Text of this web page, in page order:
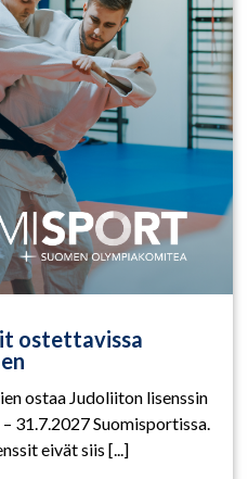
ostettavissa
ostaa Judoliiton lisenssin
31.7.2027 Suomisportissa.
eivät siis [...]